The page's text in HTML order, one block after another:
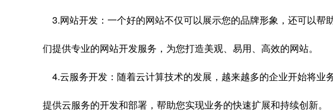
3.网站开发：一个好的网站不仅可以展示您的品牌形象，还可以帮
们提供专业的网站开发服务，为您打造美观、易用、高效的网站。
4.云服务开发：随着云计算技术的发展，越来越多的企业开始将业
提供云服务的开发和部署，帮助您实现业务的快速扩展和持续创新。